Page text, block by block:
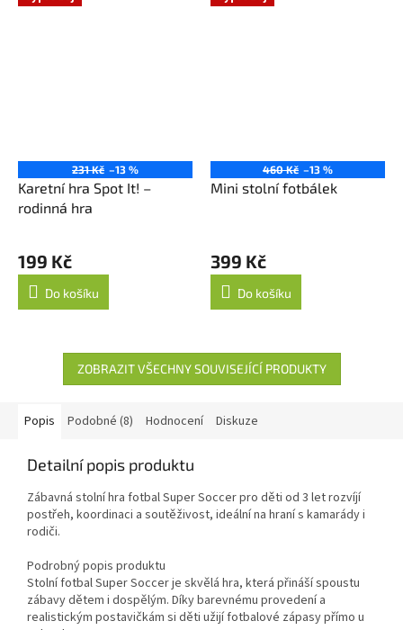
231 Kč –13 %
Karetní hra Spot It! –
rodinná hra
199 Kč
Do košíku
460 Kč –13 %
Mini stolní fotbálek
399 Kč
Do košíku
ZOBRAZIT VŠECHNY SOUVISEJÍCÍ PRODUKTY
Popis Podobné (8) Hodnocení Diskuze
Detailní popis produktu
Zábavná stolní hra fotbal Super Soccer pro děti od 3 let rozvíjí
postřeh, koordinaci a soutěživost, ideální na hraní s kamarády i
rodiči.
Podrobný popis produktu
Stolní fotbal Super Soccer je skvělá hra, která přináší spoustu
zábavy dětem i dospělým. Díky barevnému provedení a
realistickým postavičkám si děti užijí fotbalové zápasy přímo u